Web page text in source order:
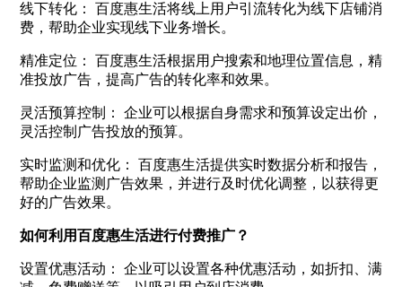
线下转化： 百度惠生活将线上用户引流转化为线下店铺消
费，帮助企业实现线下业务增长。
精准定位： 百度惠生活根据用户搜索和地理位置信息，精
准投放广告，提高广告的转化率和效果。
灵活预算控制： 企业可以根据自身需求和预算设定出价，
灵活控制广告投放的预算。
实时监测和优化： 百度惠生活提供实时数据分析和报告，
帮助企业监测广告效果，并进行及时优化调整，以获得更
好的广告效果。
如何利用百度惠生活进行付费推广？
设置优惠活动： 企业可以设置各种优惠活动，如折扣、满